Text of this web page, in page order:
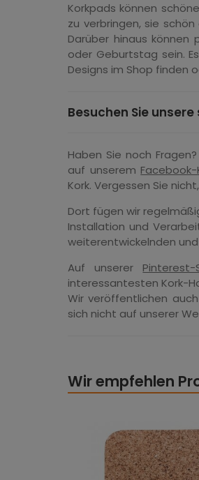
Korkpads können
zu verbringen, sie schön
Darüber hinaus können
oder Geburtstag sein.
Designs im Shop finden
Besuchen Sie
Haben Sie noch
auf unserem Facebook-
Kork. Vergessen Sie
Dort fügen wir
Installation und
weiterentwickelnden
Auf unserer Pinterest-
interessantesten Kork-
Wir veröffentlichen
sich nicht auf unserer
Wir empfehlen